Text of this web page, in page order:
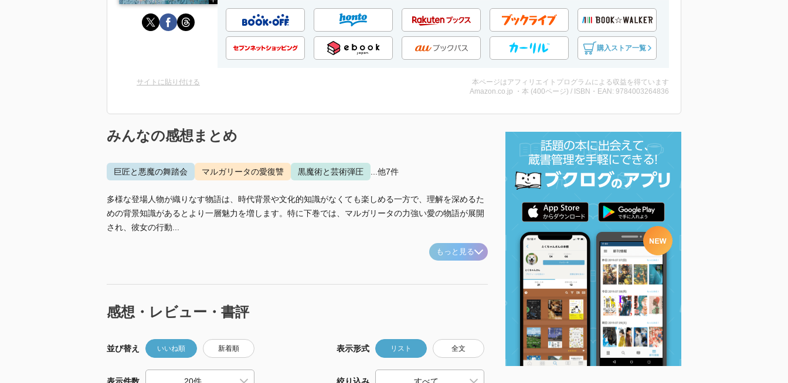
購入ストア一覧
サイトに貼り付ける
本ページはアフィリエイトプログラムによる収益を得ています
Amazon.co.jp ・本 (400ページ) / ISBN・EAN: 9784003264836
みんなの感想まとめ
巨匠と悪魔の舞踏会 マルガリータの愛復讐 黒魔術と芸術弾圧 ...他7件
多様な登場人物が織りなす物語は、時代背景や文化的知識がなくても楽しめる一方で、理解を深めるた
めの背景知識があるとより一層魅力を増します。特に下巻では、マルガリータの力強い愛の物語が展開
され、彼女の行動...
もっと見る
感想・レビュー・書評
並び替え いいね順 新着順 表示形式 リスト 全文